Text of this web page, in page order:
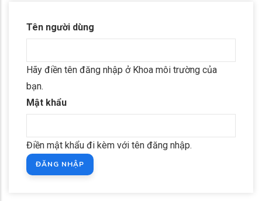
Tên người dùng
Hãy điền tên đăng nhập ở Khoa môi trường của
bạn.
Mật khẩu
Điền mật khẩu đi kèm với tên đăng nhập.